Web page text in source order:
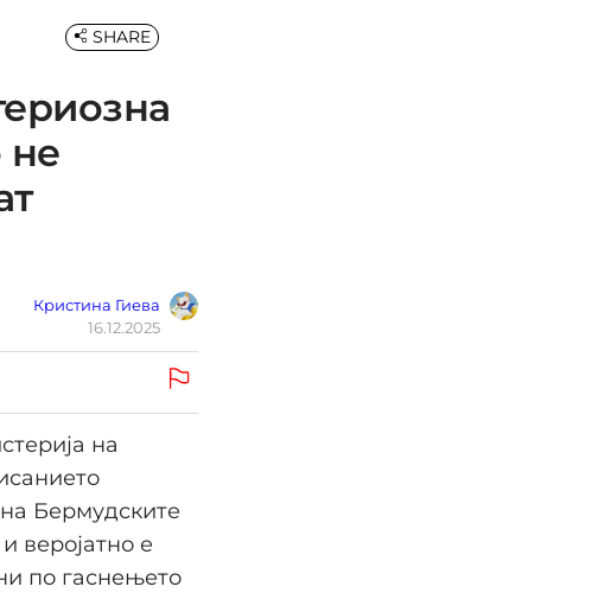
не
Кристина Гиева
16.12.2025
SHARE
на
Бермудските
веројатно е
по гаснењето